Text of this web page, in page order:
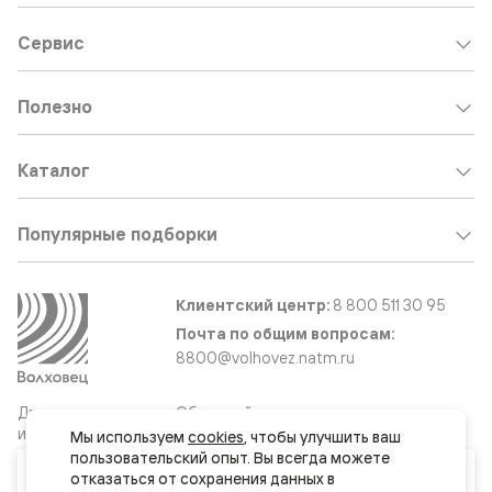
Ваш город
Двери
и интерьерные
решения
Сервис
Полезно
Каталог
Популярные подборки
Клиентский центр: 8 800 511 30 95
Почта по общим вопросам:
8800@volhovez.natm.ru
Обратный звонок
Мы используем cookies, чтобы улучшить ваш
пользовательский опыт. Вы всегда можете
отказаться от сохранения данных в